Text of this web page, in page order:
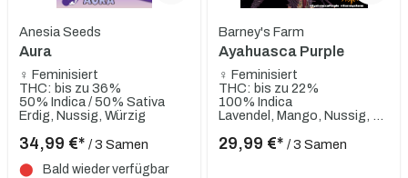
Anesia Seeds
Aura
♀ Feminisiert
THC: bis zu 36%
50% Indica / 50% Sativa
Erdig, Nussig, Würzig
34,99 €* / 3 Samen
⬤ Bald wieder verfügbar
Barney's Farm
Ayahuasca Purple
♀ Feminisiert
THC: bis zu 22%
100% Indica
29,99 €* / 3 Samen